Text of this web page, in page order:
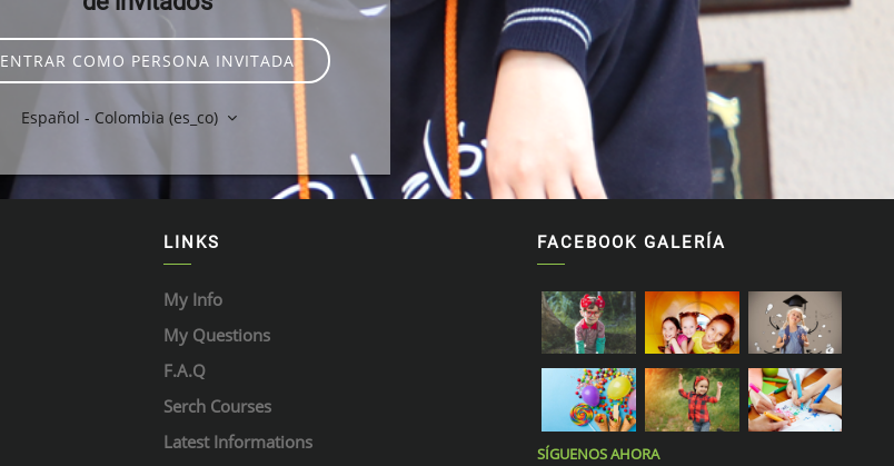
ENTRAR COMO PERSONA INVITADA
Español - Colombia ‎(es_co)‎
LINKS
My Info
My Questions
F.A.Q
Serch Courses
Latest Informations
FACEBOOK GALERÍA
SÍGUENOS AHORA